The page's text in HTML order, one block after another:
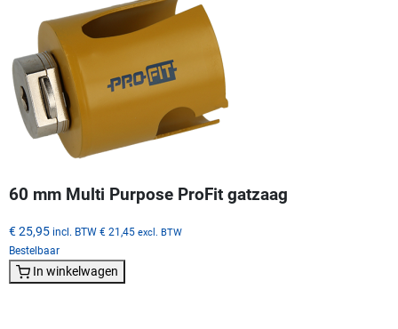
60 mm Multi Purpose ProFit gatzaag
€ 25,95 incl. BTW € 21,45 excl. BTW
Bestelbaar
In winkelwagen